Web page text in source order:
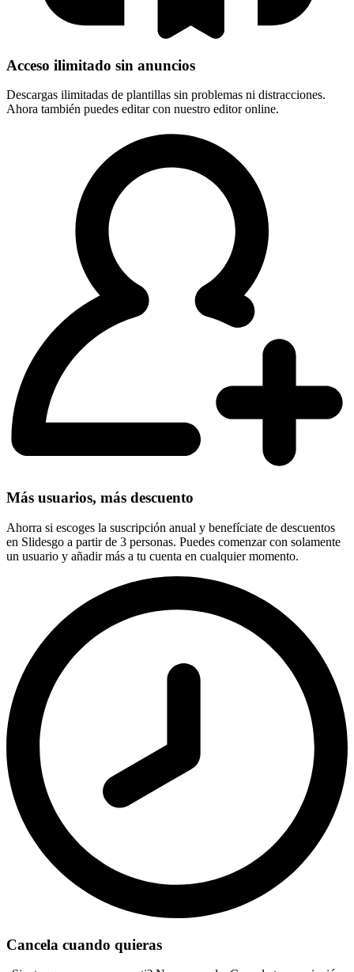
Acceso ilimitado sin anuncios
Descargas ilimitadas de plantillas sin problemas ni distracciones.
Ahora también puedes editar con nuestro editor online.
Más usuarios, más descuento
Ahorra si escoges la suscripción anual y benefíciate de descuentos
en Slidesgo a partir de 3 personas. Puedes comenzar con solamente
un usuario y añadir más a tu cuenta en cualquier momento.
Cancela cuando quieras